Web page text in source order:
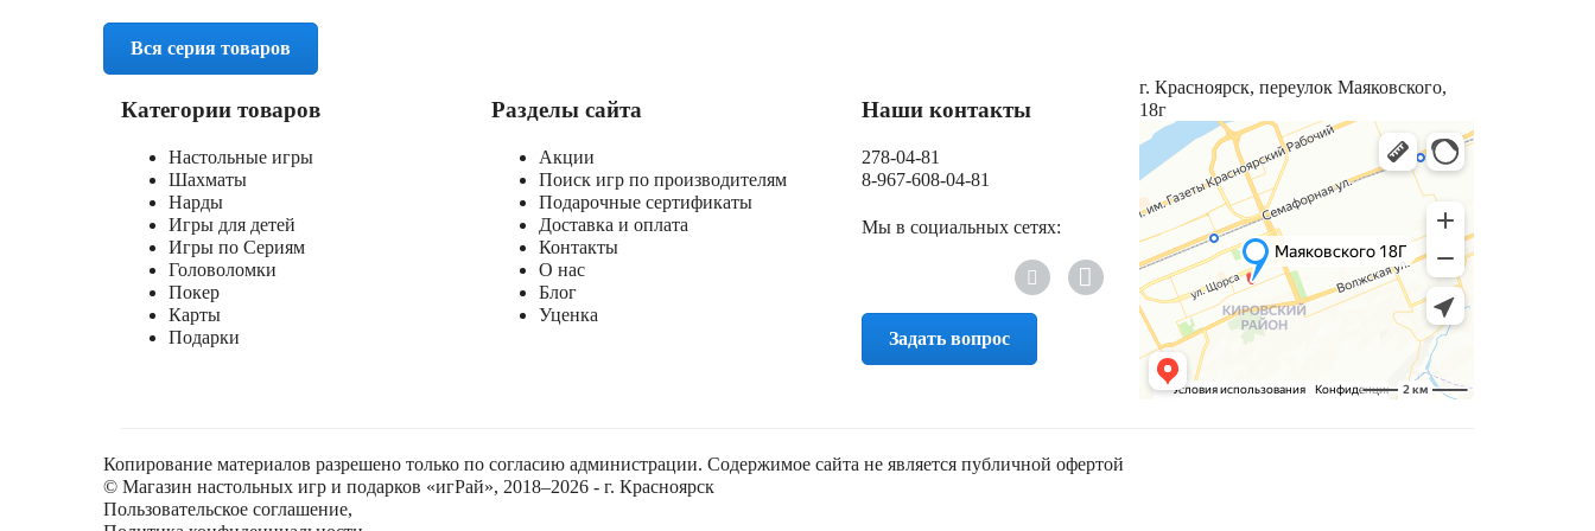
Вся серия товаров
Категории товаров
Настольные игры
Шахматы
Нарды
Игры для детей
Игры по Сериям
Головоломки
Покер
Карты
Подарки
Разделы сайта
Акции
Поиск игр по производителям
Подарочные сертификаты
Доставка и оплата
Контакты
О нас
Блог
Уценка
Наши контакты
278-04-81
8-967-608-04-81
Мы в социальных сетях:
Задать вопрос
г. Красноярск, переулок Маяковского,
18г
Копирование материалов разрешено только по согласию администрации. Содержимое сайта не является публичной офертой
© Магазин настольных игр и подарков «игРай», 2018–2026 - г. Красноярск
Пользовательское соглашение,